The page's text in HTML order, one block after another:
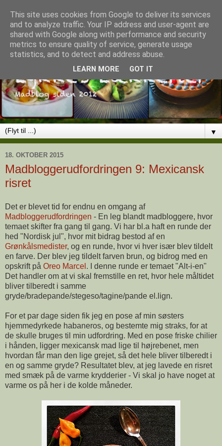
▼
18. OKTOBER 2015
Madbloggerudfordringen 9: Mexicansk
risret
Det er blevet tid for endnu en omgang af
Madbloggerudfordringen - En leg blandt madbloggere, hvor
temaet skifter fra gang til gang. Vi har bl.a haft en runde der
hed "Nordisk jul", hvor mit bidrag bestod af en
Grønkålsmedister, og en runde, hvor vi hver især blev tildelt
en farve. Der blev jeg tildelt farven brun, og bidrog med en
opskrift på Oreo Marcel . I denne runde er temaet "Alt-i-en"
Det handler om at vi skal fremstille en ret, hvor hele måltidet
bliver tilberedt i samme
gryde/bradepande/stegeso/tagine/pande el.lign.
For et par dage siden fik jeg en pose af min søsters
hjemmedyrkede habaneros, og bestemte mig straks, for at
de skulle bruges til min udfordring. Med en pose friske chilier
i hånden, ligger mexicansk mad lige til højrebenet, men
hvordan får man den lige grejet, så det hele bliver tilberedt i
en og samme gryde? Resultatet blev, at jeg lavede en risret
med smæk på de varme krydderier - Vi skal jo have noget at
varme os på her i de kolde måneder.
This site uses cookies from Google to deliver its services
and to analyze traffic. Your IP address and user-agent are
shared with Google along with performance and security
metrics to ensure quality of service, generate usage
statistics, and to detect and address abuse.
LEARN MORE GOT IT